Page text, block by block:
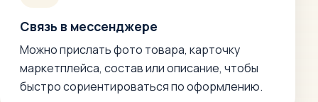
Связь в мессенджере
Можно прислать фото товара, карточку
маркетплейса, состав или описание, чтобы
быстро сориентироваться по оформлению.